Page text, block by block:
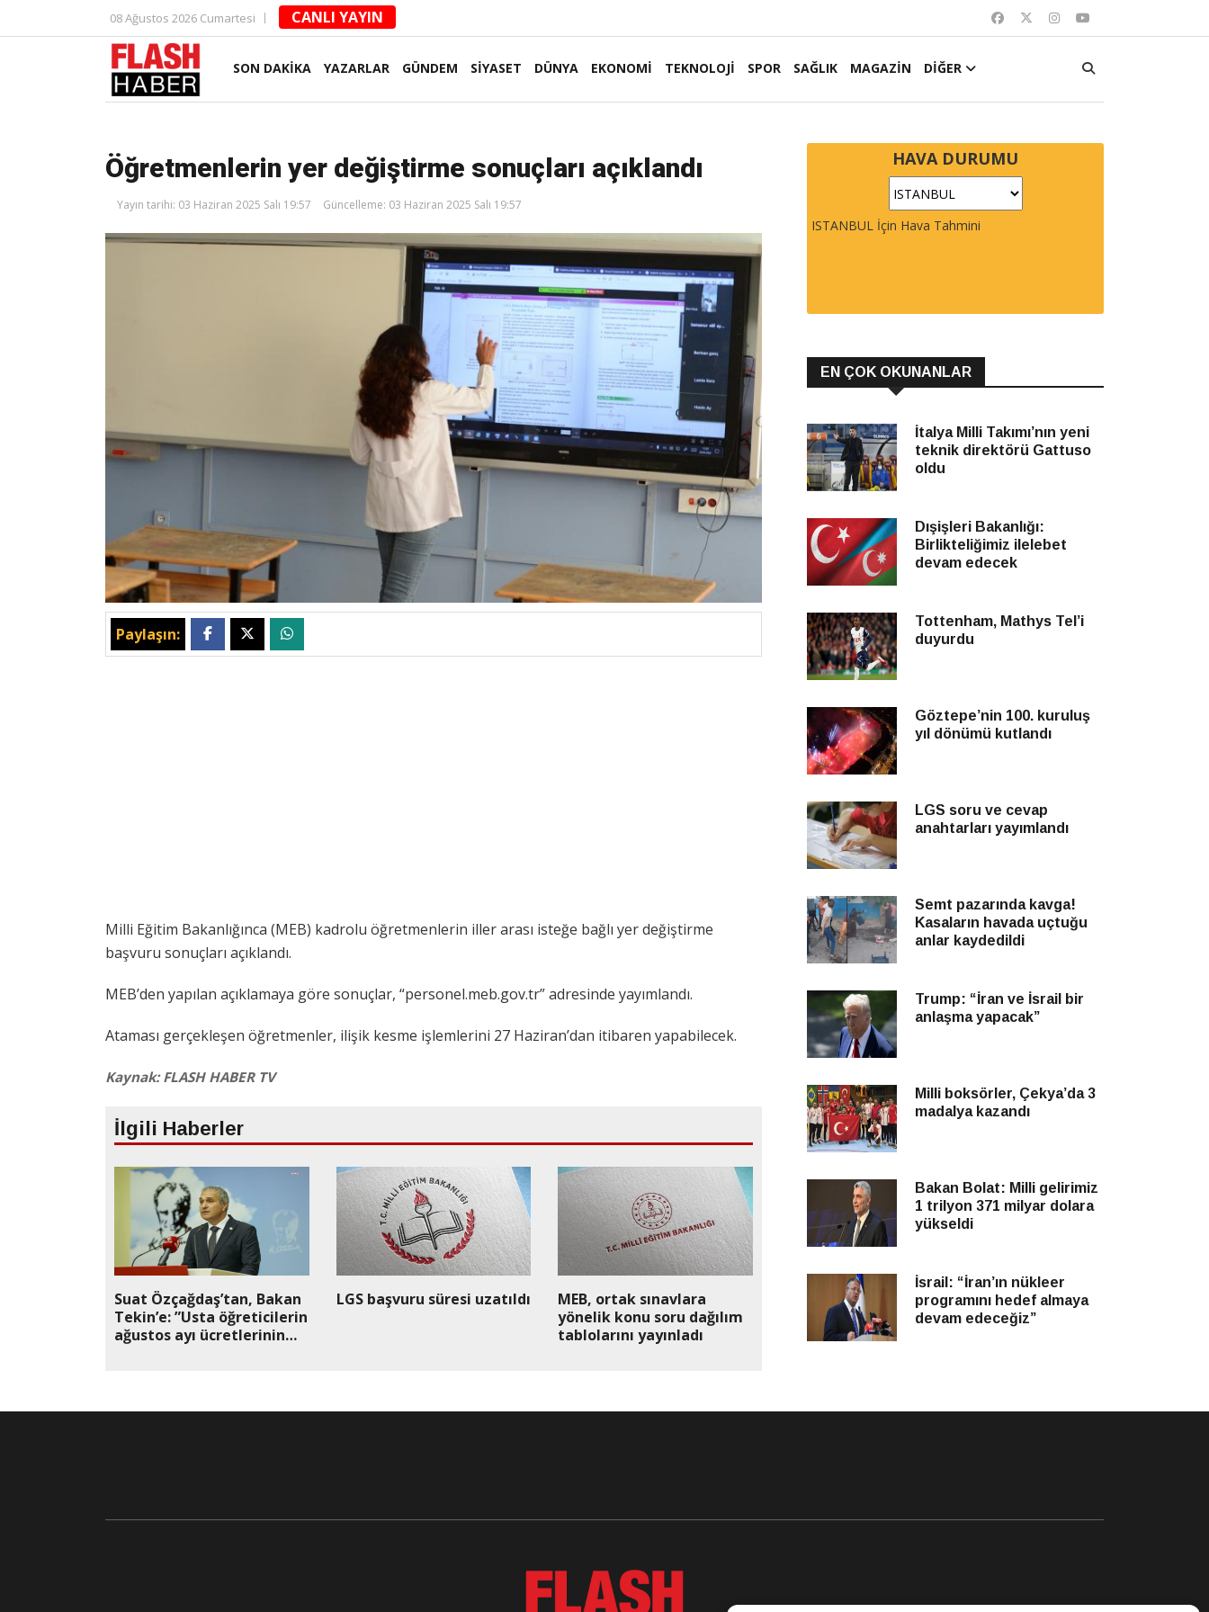
08 Ağustos 2026 Cumartesi CANLI YAYIN
SON DAKİKA YAZARLAR GÜNDEM SİYASET DÜNYA EKONOMİ TEKNOLOJİ SPOR SAĞLIK MAGAZİN DİĞER
Öğretmenlerin yer değiştirme sonuçları açıklandı
Yayın tarihi: 03 Haziran 2025 Salı 19:57 Güncelleme: 03 Haziran 2025 Salı 19:57
Paylaşın:
Milli Eğitim Bakanlığınca (MEB) kadrolu öğretmenlerin iller arası isteğe bağlı yer değiştirme
başvuru sonuçları açıklandı.
MEB’den yapılan açıklamaya göre sonuçlar, “personel.meb.gov.tr” adresinde yayımlandı.
Ataması gerçekleşen öğretmenler, ilişik kesme işlemlerini 27 Haziran’dan itibaren yapabilecek.
Kaynak: FLASH HABER TV
İlgili Haberler
Suat Özçağdaş’tan, Bakan
Tekin’e: ”Usta öğreticilerin
ağustos ayı ücretlerinin
LGS başvuru süresi uzatıldı
MEB, ortak sınavlara
yönelik konu soru dağılım
tablolarını yayınladı
HAVA DURUMU
ISTANBUL İçin Hava Tahmini
EN ÇOK OKUNANLAR
İtalya Milli Takımı’nın yeni
teknik direktörü Gattuso
oldu
Dışişleri Bakanlığı:
Birlikteliğimiz ilelebet
devam edecek
Tottenham, Mathys Tel’i
duyurdu
Göztepe’nin 100. kuruluş
yıl dönümü kutlandı
LGS soru ve cevap
anahtarları yayımlandı
Semt pazarında kavga!
Kasaların havada uçtuğu
anlar kaydedildi
Trump: “İran ve İsrail bir
anlaşma yapacak”
Milli boksörler, Çekya’da 3
madalya kazandı
Bakan Bolat: Milli gelirimiz
1 trilyon 371 milyar dolara
yükseldi
İsrail: “İran’ın nükleer
programını hedef almaya
devam edeceğiz”